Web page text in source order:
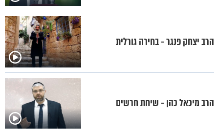
הרב יצחק פנגר - בחירה גורלית
הרב מיכאל כהן - שיחת חרשים